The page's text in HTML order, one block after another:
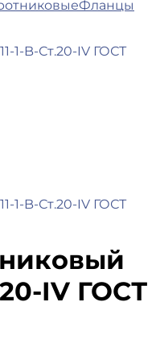
Фланцы
1-B-Ст.20-IV ГОСТ
1-B-Ст.20-IV ГОСТ
IV ГОСТ